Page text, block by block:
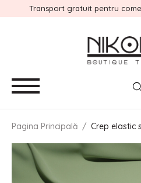
Transport gratuit pentru
Pagina Principală / Crep elastic